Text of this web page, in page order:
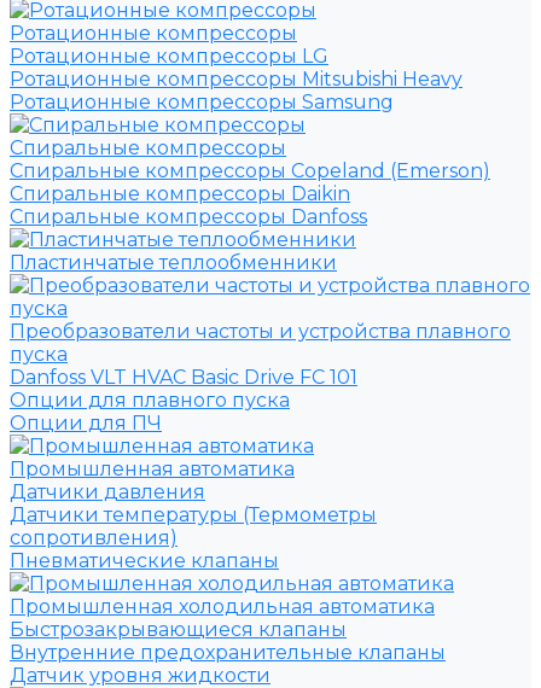
Ротационные компрессоры
Ротационные компрессоры LG
Ротационные компрессоры Mitsubishi Heavy
Ротационные компрессоры Samsung
Спиральные компрессоры
Спиральные компрессоры Copeland (Emerson)
Спиральные компрессоры Daikin
Спиральные компрессоры Danfoss
Пластинчатые теплообменники
Преобразователи частоты и устройства плавного
пуска
Danfoss VLT HVAC Basic Drive FC 101
Опции для плавного пуска
Опции для ПЧ
Промышленная автоматика
Датчики давления
Датчики температуры (Термометры
сопротивления)
Пневматические клапаны
Промышленная холодильная автоматика
Быстрозакрывающиеся клапаны
Внутренние предохранительные клапаны
Датчик уровня жидкости